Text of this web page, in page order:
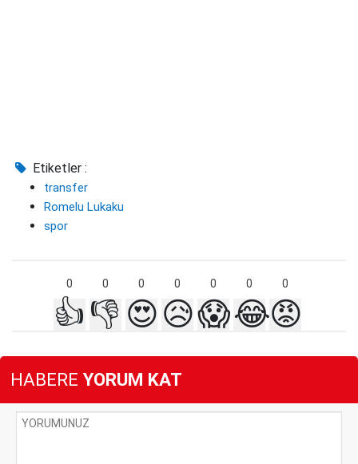
Etiketler :
transfer
Romelu Lukaku
spor
0 0 0 0 0 0 0
👍 👎 😍😥😱😂😡
HABERE YORUM KAT